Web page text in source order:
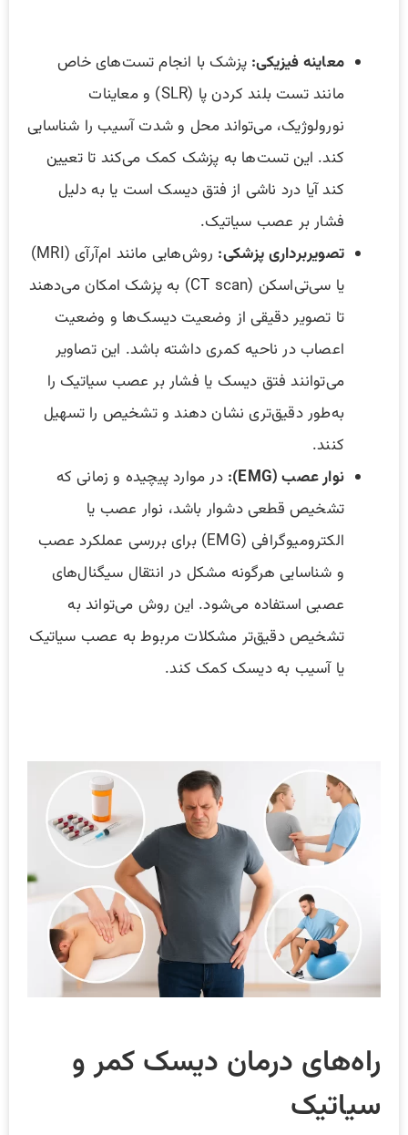
معاینه فیزیکی: پزشک با انجام تست‌های خاص
مانند تست بلند کردن پا (SLR) و معاینات
نورولوژیک، می‌تواند محل و شدت آسیب را شناسایی
کند. این تست‌ها به پزشک کمک می‌کند تا تعیین
کند آیا درد ناشی از فتق دیسک است یا به دلیل
فشار بر عصب سیاتیک.
تصویربرداری پزشکی:
روش‌هایی مانند ام‌آر‌آی (MRI)
یا سی‌تی‌اسکن (CT scan) به پزشک امکان می‌دهند
تا تصویر دقیقی از وضعیت دیسک‌ها و وضعیت
اعصاب در ناحیه کمری داشته باشد. این تصاویر
می‌توانند فتق دیسک یا فشار بر عصب سیاتیک را
به‌طور دقیق‌تری نشان دهند و تشخیص را تسهیل
کنند.
نوار عصب (EMG):
در موارد پیچیده و زمانی که
تشخیص قطعی دشوار باشد، نوار عصب یا
الکترومیوگرافی (EMG) برای بررسی عملکرد عصب
و شناسایی هرگونه مشکل در انتقال سیگنال‌های
عصبی استفاده می‌شود. این روش می‌تواند به
تشخیص دقیق‌تر مشکلات مربوط به عصب سیاتیک
یا آسیب به دیسک کمک کند.
راه‌های درمان دیسک کمر و
سیاتیک